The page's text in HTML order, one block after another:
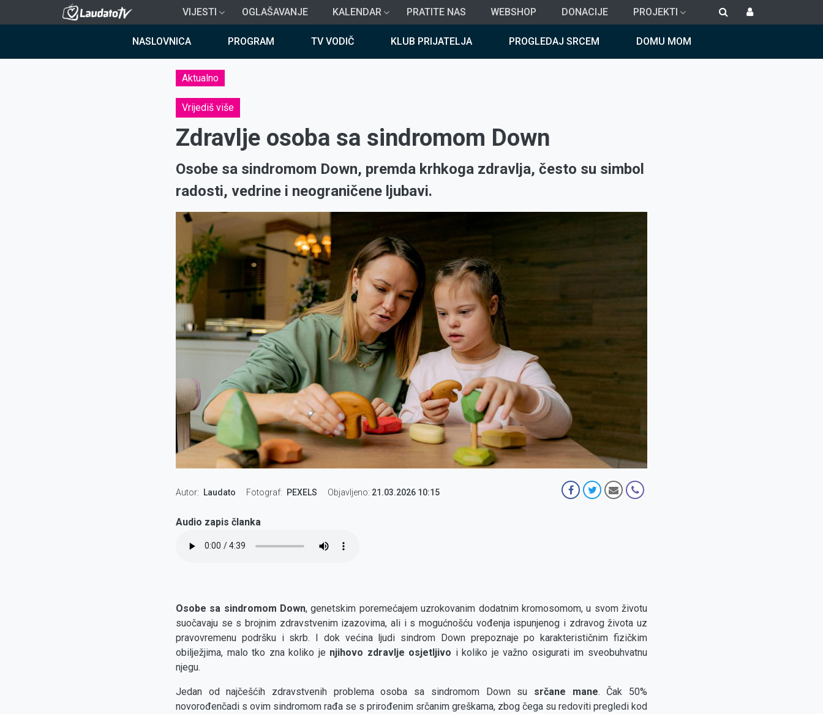
na
VIJESTI OGLAŠAVANJE KALENDAR PRATITE NAS WEBSHOP DONACIJE PROJEKTI
NASLOVNICA PROGRAM TV VODIČ KLUB PRIJATELJA PROGLEDAJ SRCEM DOMU MOM
Aktualno
Vrijediš više
Zdravlje osoba sa sindromom Down
Osobe sa sindromom Down, premda krhkoga zdravlja, često su simbol
radosti, vedrine i neograničene ljubavi.
Autor Laudato Fotograf PEXELS Objavljeno: 21.03.2026 10:15
Audio zapis članka
file
Osobe sa sindromom Down, genetskim poremećajem uzrokovanim dodatnim kromosomom, u svom životu
suočavaju se s brojnim zdravstvenim izazovima, ali i s mogućnošću vođenja ispunjenog i zdravog života uz
pravovremenu podršku i skrb. I dok većina ljudi sindrom Down prepoznaje po karakterističnim fizičkim
obilježjima, malo tko zna koliko je njihovo zdravlje osjetljivo i koliko je važno osigurati im sveobuhvatnu
njegu.
Jedan od najčešćih zdravstvenih problema osoba sa sindromom Down su srčane mane. Čak 50%
novorođenčadi s ovim sindromom rađa se s prirođenim srčanim greškama, zbog čega su redoviti pregledi kod